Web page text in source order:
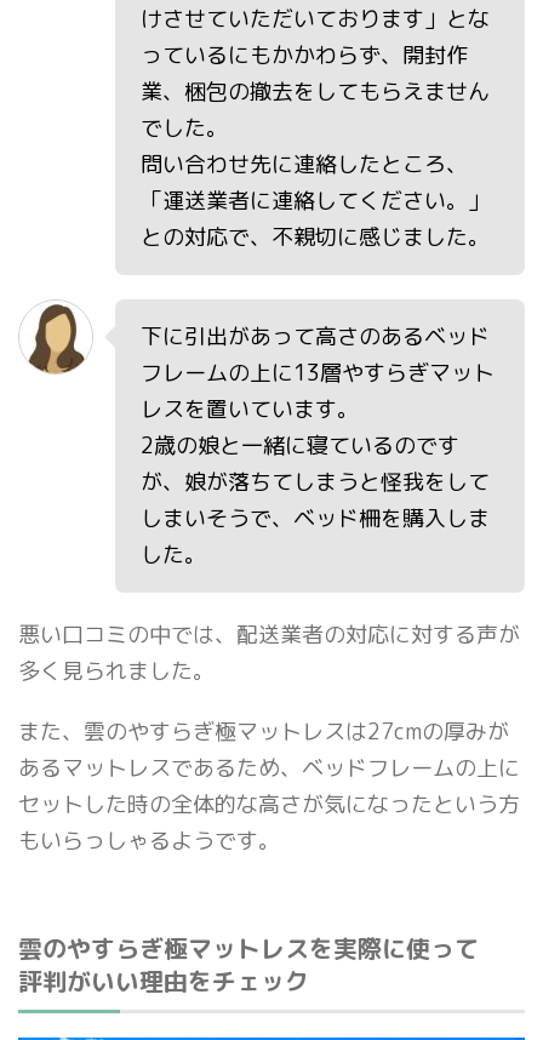
けさせていただいております」とな
っているにもかかわらず、開封作
業、梱包の撤去をしてもらえません
でした。
問い合わせ先に連絡したところ、
「運送業者に連絡してください。」
との対応で、不親切に感じました。
下に引出があって高さのあるベッド
フレームの上に13層やすらぎマット
レスを置いています。
2歳の娘と一緒に寝ているのです
が、娘が落ちてしまうと怪我をして
しまいそうで、ベッド柵を購入しま
した。
悪い口コミの中では、配送業者の対応に対する声が
多く見られました。
また、雲のやすらぎ極マットレスは27cmの厚みが
あるマットレスであるため、ベッドフレームの上に
セットした時の全体的な高さが気になったという方
もいらっしゃるようです。
雲のやすらぎ極マットレスを実際に使って
評判がいい理由をチェック